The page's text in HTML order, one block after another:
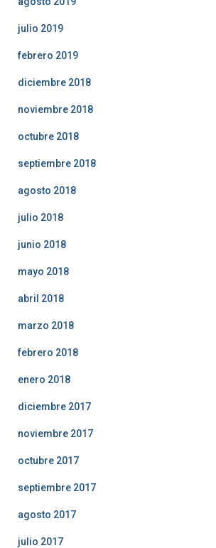
julio 2019
febrero 2019
diciembre 2018
noviembre 2018
octubre 2018
septiembre 2018
agosto 2018
julio 2018
junio 2018
mayo 2018
abril 2018
marzo 2018
febrero 2018
enero 2018
diciembre 2017
noviembre 2017
octubre 2017
septiembre 2017
agosto 2017
julio 2017